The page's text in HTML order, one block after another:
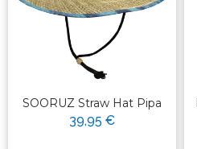
SOORUZ Straw Hat Pipa
39,95 €